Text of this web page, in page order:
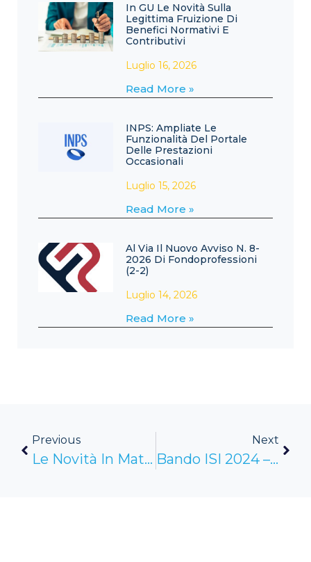
In GU Le Novità Sulla
Legittima Fruizione Di
Benefici Normativi E
Contributivi
Luglio 16, 2026
Read More »
INPS: Ampliate Le
Funzionalità Del Portale
Delle Prestazioni
Occasionali
Luglio 15, 2026
Read More »
Al Via Il Nuovo Avviso N. 8-
2026 Di Fondoprofessioni
(2-2)
Luglio 14, 2026
Read More »
Previous
Le Novità In Materia Di Ingresso Regolare Di Lavoratori E Cittadini Stranieri
Next
Bando ISI 2024 – Pubblicazione Degli Elenchi Cronologici Definitivi